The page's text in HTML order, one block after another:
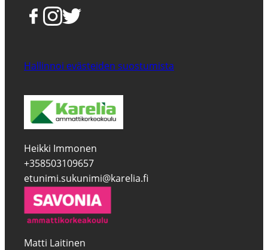
Hallinnoi evästeiden suostumista
Heikki Immonen
+358503109657
etunimi.sukunimi@karelia.fi
Matti Laitinen